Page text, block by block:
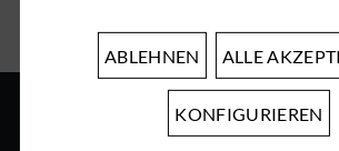
ABLEHNEN ALLE
KONFIGURIEREN